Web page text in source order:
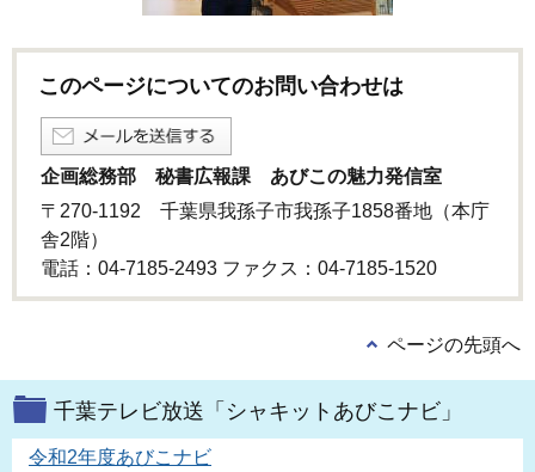
このページについてのお問い合わせは
企画総務部 秘書広報課 あびこの魅力発信室
〒270-1192 千葉県我孫子市我孫子1858番地（本庁
舎2階）
電話：04-7185-2493 ファクス：04-7185‐1520
ページの先頭へ
千葉テレビ放送「シャキットあびこナビ」
令和2年度あびこナビ